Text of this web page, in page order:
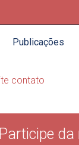
Publicações
Participe